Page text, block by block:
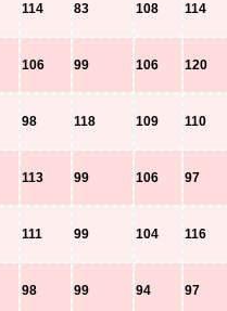
114 83 108 114
106 99 106 120
98 118 109 110
113 99 106 97
111 99 104 116
98 99 94 97